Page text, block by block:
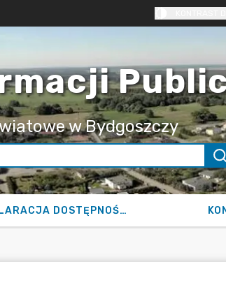
w Bydgoszczy
DEKLARACJA DOSTĘPNOŚCI